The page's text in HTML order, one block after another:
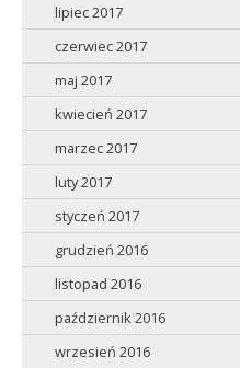
lipiec 2017
czerwiec 2017
maj 2017
kwiecień 2017
marzec 2017
luty 2017
styczeń 2017
grudzień 2016
listopad 2016
październik 2016
wrzesień 2016